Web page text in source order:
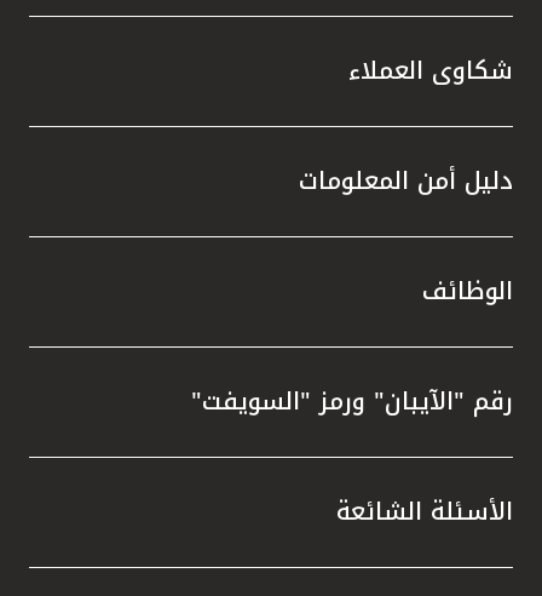
شكاوى العملاء
دليل أمن المعلومات
الوظائف
رقم "الآيبان" ورمز "السويفت"
الأسئلة الشائعة